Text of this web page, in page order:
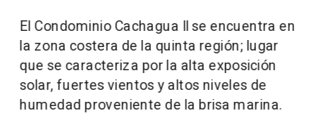
El Condominio Cachagua II se encuentra en
la zona costera de la quinta región; lugar
que se caracteriza por la alta exposición
solar, fuertes vientos y altos niveles de
humedad proveniente de la brisa marina.